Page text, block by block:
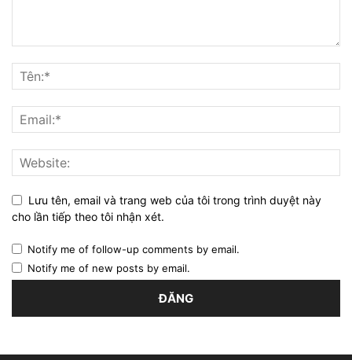
Lưu tên, email và trang web của tôi trong trình duyệt này
cho lần tiếp theo tôi nhận xét.
Notify me of follow-up comments by email.
Notify me of new posts by email.